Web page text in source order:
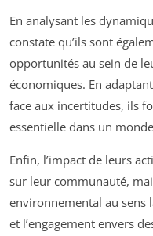
En analysant les
constate qu’ils sont
opportunités au sein de
économiques. En
face aux incertitudes, ils
essentielle dans un
Enfin, l’impact de leurs
sur leur communauté,
environnemental au sens
et l’engagement envers